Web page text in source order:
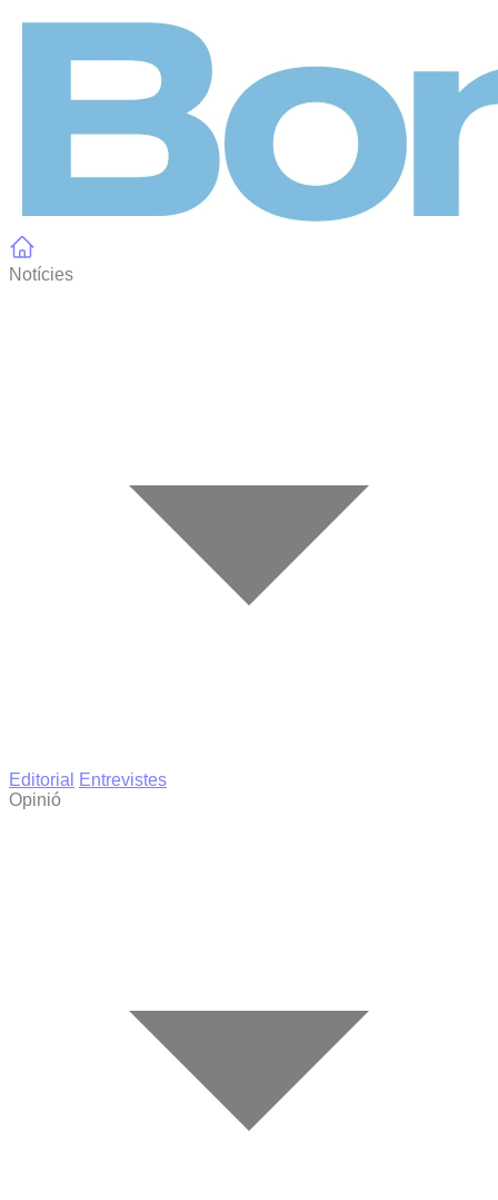
Notícies
Editorial
Entrevistes
Opinió